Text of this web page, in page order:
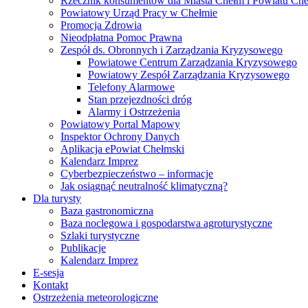
Powiatowy Urząd Pracy w Chełmie
Promocja Zdrowia
Nieodpłatna Pomoc Prawna
Zespół ds. Obronnych i Zarządzania Kryzysowego
Powiatowe Centrum Zarządzania Kryzysowego
Powiatowy Zespół Zarządzania Kryzysowego
Telefony Alarmowe
Stan przejezdności dróg
Alarmy i Ostrzeżenia
Powiatowy Portal Mapowy
Inspektor Ochrony Danych
Aplikacja ePowiat Chełmski
Kalendarz Imprez
Cyberbezpieczeństwo – informacje
Jak osiągnąć neutralność klimatyczną?
Dla turysty
Baza gastronomiczna
Baza noclegowa i gospodarstwa agroturystyczne
Szlaki turystyczne
Publikacje
Kalendarz Imprez
E-sesja
Kontakt
Ostrzeżenia meteorologiczne